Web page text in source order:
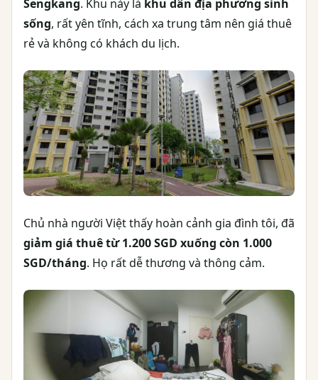
Sengkang. Khu này là khu dân địa phương sinh
sống, rất yên tĩnh, cách xa trung tâm nên giá thuê
rẻ và không có khách du lịch.
Chủ nhà người Việt thấy hoàn cảnh gia đình tôi, đã
giảm giá thuê từ 1.200 SGD xuống còn 1.000
SGD/tháng. Họ rất dễ thương và thông cảm.